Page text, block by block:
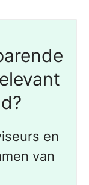
en
van